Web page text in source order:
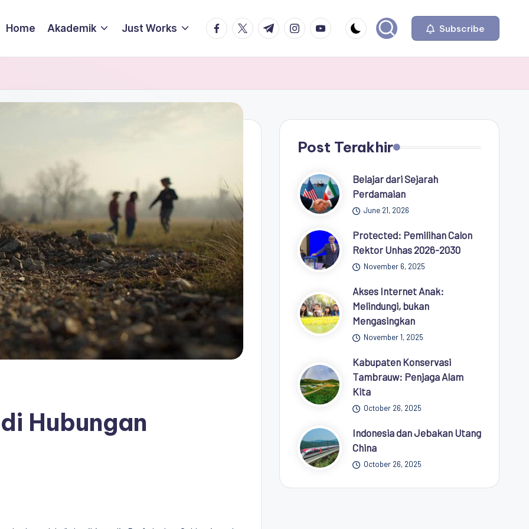
Home Akademik Just Works facebook.com
twitter.com
t.me instagram.com
youtube.com Subscribe
Hubungan
Post Terakhir
Belajar dari Sejarah
Perdamaian
June 21, 2026
Protected: Pemilihan Calon
Rektor Unhas 2026-2030
November 6, 2025
Akses Internet Anak:
Melindungi, bukan
Mengasingkan
November 1, 2025
Kabupaten Konservasi
Tambrauw: Penjaga Alam
Kita
October 26, 2025
Indonesia dan Jebakan Utang
China
October 26, 2025